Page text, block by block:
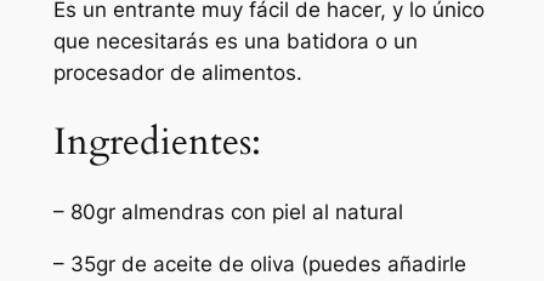
Es un entrante muy fácil de hacer, y lo único
que necesitarás es una batidora o un
procesador de alimentos.
Ingredientes:
– 80gr almendras con piel al natural
– ⁠35gr de aceite de oliva (puedes añadirle